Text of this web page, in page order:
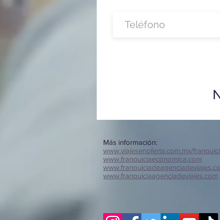
Más información:
www.viajesenoferta.com.mx/
www.franquiciaeconomica.com
www.franquiciaagenciadeviajes.com